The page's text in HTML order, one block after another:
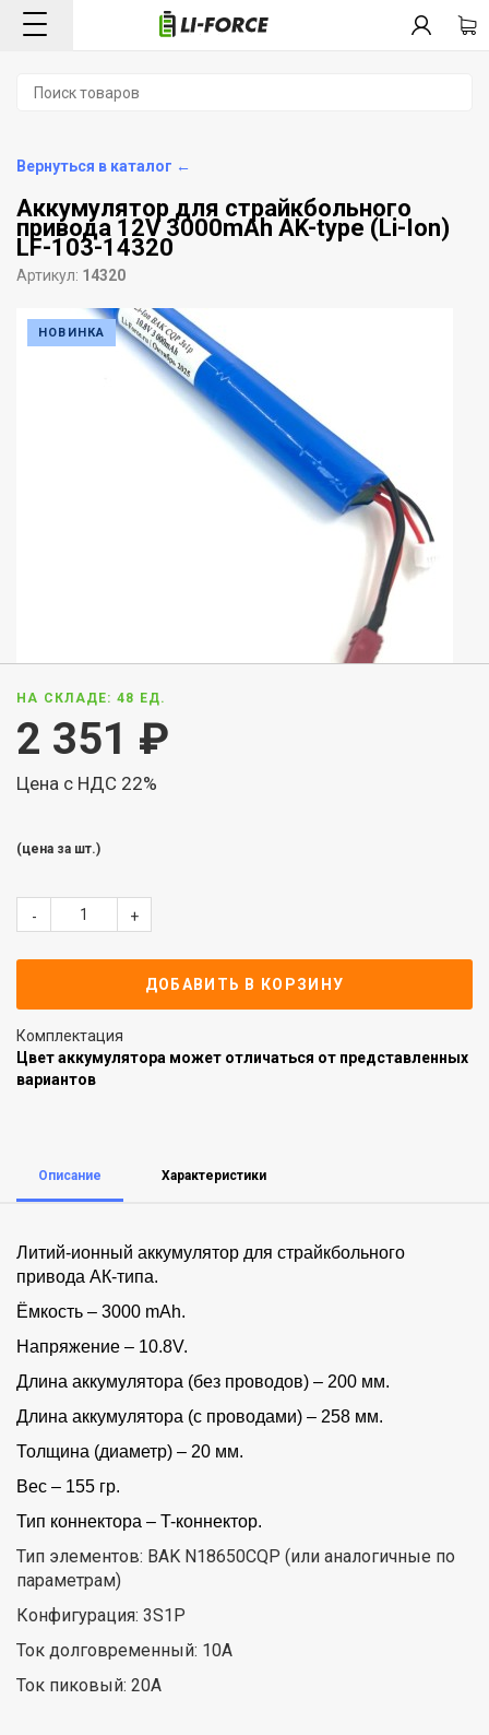
Вернуться в каталог ←
Аккумулятор для страйкбольного
привода 12V 3000mAh AK-type (Li-Ion)
LF-103-14320
Артикул: 14320
НОВИНКА
НА СКЛАДЕ: 48 ЕД.
2 351 ₽
Цена с НДС 22%
(цена за шт.)
- +
ДОБАВИТЬ В КОРЗИНУ
Комплектация
Цвет аккумулятора может отличаться от представленных
вариантов
Описание Характеристики
Литий-ионный аккумулятор для страйкбольного
привода АК-типа.
Ёмкость – 3000 mAh.
Напряжение – 10.8V.
Длина аккумулятора (без проводов) – 200 мм.
Длина аккумулятора (с проводами) – 258 мм.
Толщина (диаметр) – 20 мм.
Вес – 155 гр.
Тип коннектора – T-коннектор.
Тип элементов: BAK N18650CQP (или аналогичные по
параметрам)
Конфигурация: 3S1P
Ток долговременный: 10А
Ток пиковый: 20А